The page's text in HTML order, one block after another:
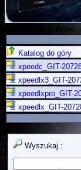
Polish Koders Team
Katalog do góry
xpeedc_GIT-
xpeedlx3_GIT-
xpeedlxpro_GIT-
xpeedlx_GIT-
Wyszukaj :